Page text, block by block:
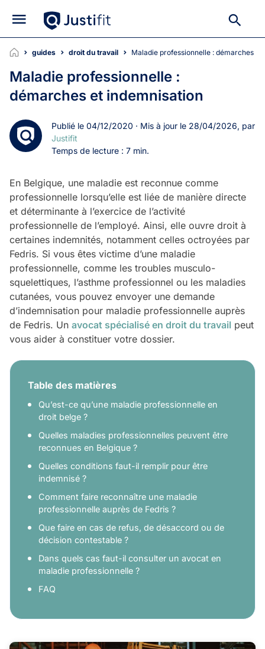
guides droit du travail Maladie professionnelle : démarches
Maladie professionnelle :
démarches et indemnisation
Publié le 04/12/2020 · Mis à jour le 28/04/2026, par
Justifit
Temps de lecture : 7 min.
En Belgique, une maladie est reconnue comme
professionnelle lorsqu’elle est liée de manière directe
et déterminante à l’exercice de l’activité
professionnelle de l’employé. Ainsi, elle ouvre droit à
certaines indemnités, notamment celles octroyées par
Fedris. Si vous êtes victime d’une maladie
professionnelle, comme les troubles musculo-
squelettiques, l’asthme professionnel ou les maladies
cutanées, vous pouvez envoyer une demande
d’indemnisation pour maladie professionnelle auprès
de Fedris. Un avocat spécialisé en droit du travail peut
vous aider à constituer votre dossier.
Table des matières
Qu’est-ce qu’une maladie professionnelle en
droit belge ?
Quelles maladies professionnelles peuvent être
reconnues en Belgique ?
Quelles conditions faut-il remplir pour être
indemnisé ?
Comment faire reconnaître une maladie
professionnelle auprès de Fedris ?
Que faire en cas de refus, de désaccord ou de
décision contestable ?
Dans quels cas faut-il consulter un avocat en
maladie professionnelle ?
FAQ